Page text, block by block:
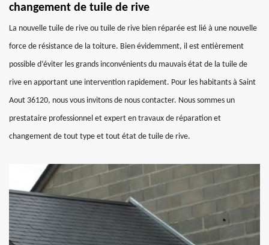
changement de tuile de rive
La nouvelle tuile de rive ou tuile de rive bien réparée est lié à une nouvelle
force de résistance de la toiture. Bien évidemment, il est entièrement
possible d’éviter les grands inconvénients du mauvais état de la tuile de
rive en apportant une intervention rapidement. Pour les habitants à Saint
Aout 36120, nous vous invitons de nous contacter. Nous sommes un
prestataire professionnel et expert en travaux de réparation et
changement de tout type et tout état de tuile de rive.